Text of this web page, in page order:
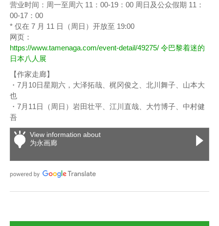
营业时间：周一至周六 11：00-19：00 周日及公众假期 11：
00-17：00
* 仅在 7 月 11 日（周日）开放至 19:00
网页：
https://www.tamenaga.com/event-detail/49275/ 令巴黎着迷的
日本八人展
【作家走廊】
・7月10日星期六，大泽拓哉、梶冈俊之、北川舞子、山本大
也
・7月11日（周日）岩田壮平、江川直哉、大竹博子、中村健
吾
View information about
为永画廊